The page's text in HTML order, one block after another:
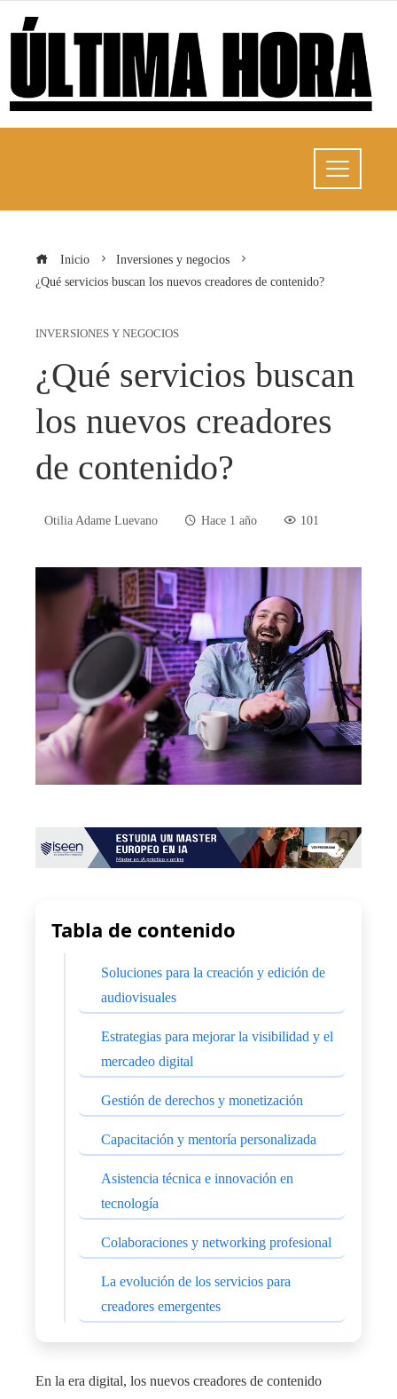
Inicio
Inversiones y negocios
¿Qué servicios buscan los nuevos creadores de contenido?
INVERSIONES Y NEGOCIOS
¿Qué servicios buscan
los nuevos creadores
de contenido?
Otilia Adame Luevano Hace 1 año 101
Tabla de contenido
Soluciones para la creación y edición de
audiovisuales
Estrategias para mejorar la visibilidad y el
mercadeo digital
Gestión de derechos y monetización
Capacitación y mentoría personalizada
Asistencia técnica e innovación en
tecnología
Colaboraciones y networking profesional
La evolución de los servicios para
creadores emergentes
En la era digital, los nuevos creadores de contenido